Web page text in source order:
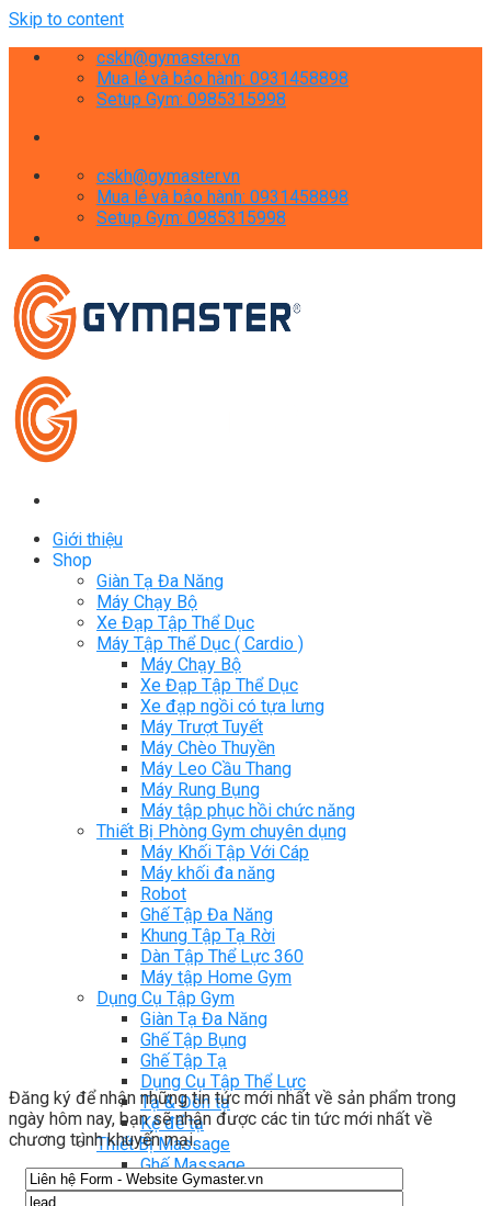
Skip to content
cskh@gymaster.vn
Mua lẻ và bảo hành: 0931458898
Setup Gym: 0985315998
cskh@gymaster.vn
Mua lẻ và bảo hành: 0931458898
Setup Gym: 0985315998
Giới thiệu
Shop
Giàn Tạ Đa Năng
Máy Chạy Bộ
Xe Đạp Tập Thể Dục
Máy Tập Thể Dục ( Cardio )
Máy Chạy Bộ
Xe Đạp Tập Thể Dục
Xe đạp ngồi có tựa lưng
Máy Trượt Tuyết
Máy Chèo Thuyền
Máy Leo Cầu Thang
Máy Rung Bụng
Máy tập phục hồi chức năng
Thiết Bị Phòng Gym chuyên dụng
Máy Khối Tập Với Cáp
Máy khối đa năng
Robot
Ghế Tập Đa Năng
Khung Tập Tạ Rời
Dàn Tập Thể Lực 360
Máy tập Home Gym
Dụng Cụ Tập Gym
Giàn Tạ Đa Năng
Ghế Tập Bụng
Ghế Tập Tạ
Dụng Cụ Tập Thể Lực
Tạ & Đòn tạ
Kệ để tạ
Thiết Bị Massage
Ghế Massage
Dụng cụ Massage
Đăng ký để nhận những tin tức mới nhất về sản phẩm trong
ngày hôm nay, bạn sẽ nhận được các tin tức mới nhất về
chương trình khuyến mại.